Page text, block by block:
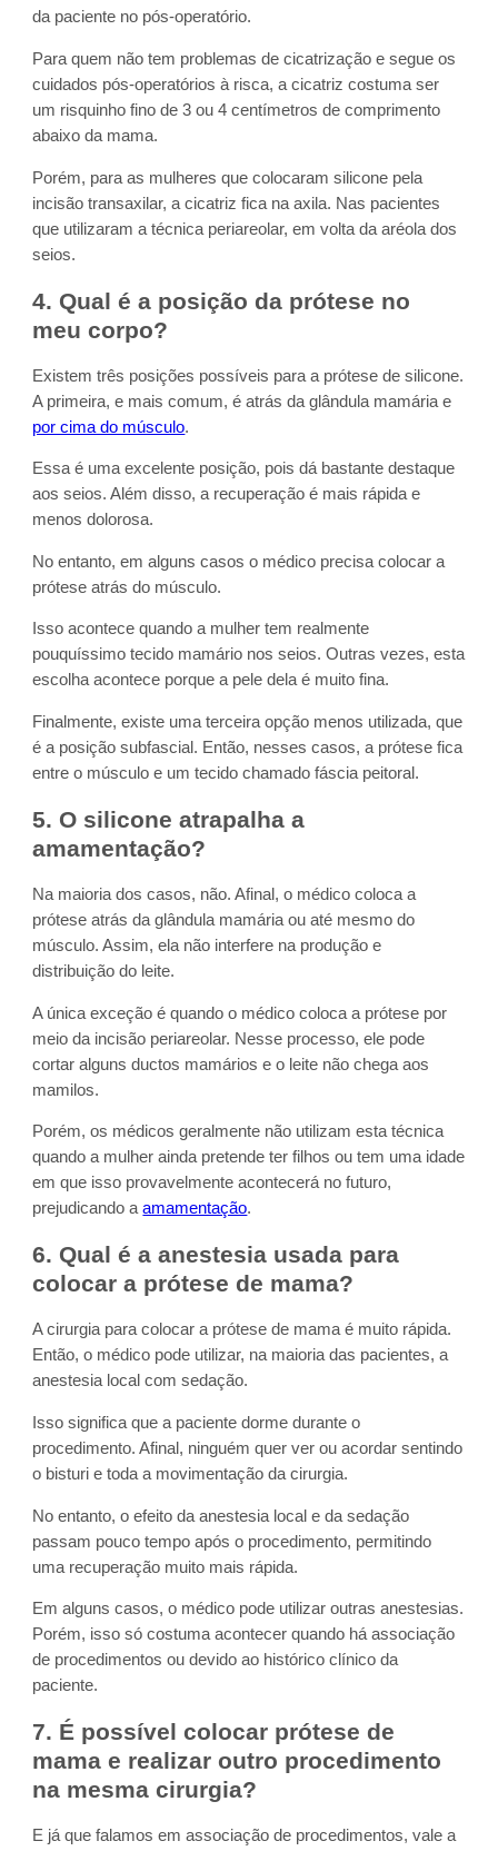
da paciente no pós-operatório.
Para quem não tem problemas de cicatrização e segue os
cuidados pós-operatórios à risca, a cicatriz costuma ser
um risquinho fino de 3 ou 4 centímetros de comprimento
abaixo da mama.
Porém, para as mulheres que colocaram silicone pela
incisão transaxilar, a cicatriz fica na axila. Nas pacientes
que utilizaram a técnica periareolar, em volta da aréola dos
seios.
4. Qual é a posição da prótese no
meu corpo?
Existem três posições possíveis para a prótese de silicone.
A primeira, e mais comum, é atrás da glândula mamária e
por cima do músculo.
Essa é uma excelente posição, pois dá bastante destaque
aos seios. Além disso, a recuperação é mais rápida e
menos dolorosa.
No entanto, em alguns casos o médico precisa colocar a
prótese atrás do músculo.
Isso acontece quando a mulher tem realmente
pouquíssimo tecido mamário nos seios. Outras vezes, esta
escolha acontece porque a pele dela é muito fina.
Finalmente, existe uma terceira opção menos utilizada, que
é a posição subfascial. Então, nesses casos, a prótese fica
entre o músculo e um tecido chamado fáscia peitoral.
5. O silicone atrapalha a
amamentação?
Na maioria dos casos, não. Afinal, o médico coloca a
prótese atrás da glândula mamária ou até mesmo do
músculo. Assim, ela não interfere na produção e
distribuição do leite.
A única exceção é quando o médico coloca a prótese por
meio da incisão periareolar. Nesse processo, ele pode
cortar alguns ductos mamários e o leite não chega aos
mamilos.
Porém, os médicos geralmente não utilizam esta técnica
quando a mulher ainda pretende ter filhos ou tem uma idade
em que isso provavelmente acontecerá no futuro,
prejudicando aamamentação.
6. Qual é a anestesia usada para
colocar a prótese de mama?
A cirurgia para colocar a prótese de mama é muito rápida.
Então, o médico pode utilizar, na maioria das pacientes, a
anestesia local com sedação.
Isso significa que a paciente dorme durante o
procedimento. Afinal, ninguém quer ver ou acordar sentindo
o bisturi e toda a movimentação da cirurgia.
No entanto, o efeito da anestesia local e da sedação
passam pouco tempo após o procedimento, permitindo
uma recuperação muito mais rápida.
Em alguns casos, o médico pode utilizar outras anestesias.
Porém, isso só costuma acontecer quando há associação
de procedimentos ou devido ao histórico clínico da
paciente.
7. É possível colocar prótese de
mama e realizar outro procedimento
na mesma cirurgia?
E já que falamos em associação de procedimentos, vale a